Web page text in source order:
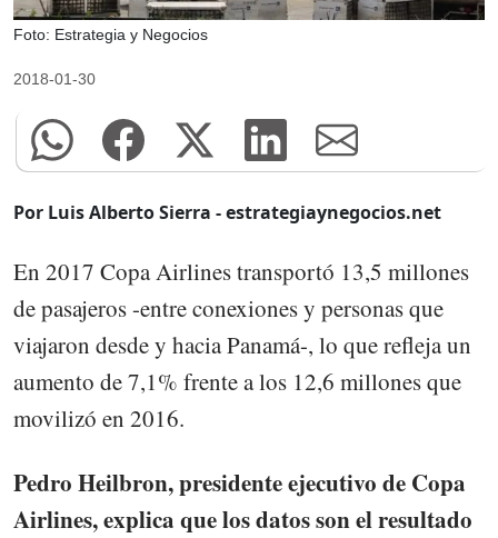
Foto: Estrategia y Negocios
2018-01-30
Por Luis Alberto Sierra - estrategiaynegocios.net
En 2017 Copa Airlines transportó 13,5 millones
de pasajeros -entre conexiones y personas que
viajaron desde y hacia Panamá-, lo que refleja un
aumento de 7,1% frente a los 12,6 millones que
movilizó en 2016.
Pedro Heilbron, presidente ejecutivo de Copa
Airlines, explica que los datos son el resultado